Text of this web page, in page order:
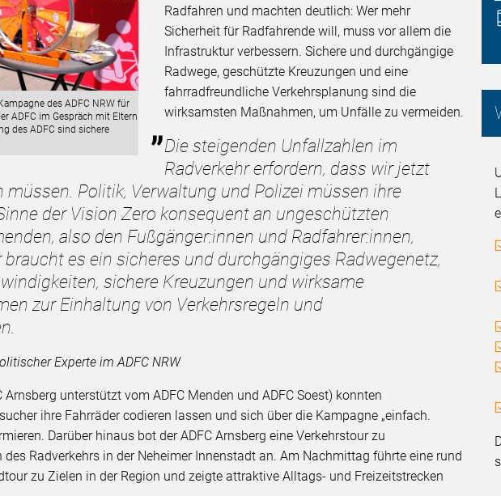
des ADFC NRW für
ADFC im Gespräch mit Eltern
des ADFC sind sichere
Radfahren und machten deutlich: Wer mehr
Sicherheit für Radfahrende will, muss vor allem die
Infrastruktur verbessern. Sichere und durchgängige
Radwege, geschützte Kreuzungen und eine
fahrradfreundliche Verkehrsplanung sind die
wirksamsten Maßnahmen, um Unfälle zu vermeiden.
Die steigenden Unfallzahlen im
Radverkehr erfordern, dass wir jetzt
müssen. Politik, Verwaltung und Polizei müssen ihre
der Vision Zero konsequent an ungeschützten
also den Fußgänger:innen und Radfahrer:innen,
es ein sicheres und durchgängiges Radwegenetz,
sichere Kreuzungen und wirksame
zur Einhaltung von Verkehrsregeln und
Experte im ADFC NRW
Arnsberg unterstützt vom ADFC Menden und ADFC Soest) konnten
ihre Fahrräder codieren lassen und sich über die Kampagne „einfach.
Darüber hinaus bot der ADFC Arnsberg eine Verkehrstour zu
Radverkehrs in der Neheimer Innenstadt an. Am Nachmittag führte eine rund
zu Zielen in der Region und zeigte attraktive Alltags- und Freizeitstrecken